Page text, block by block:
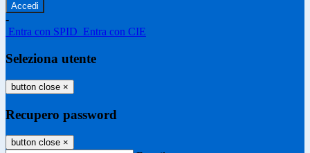
-
Entra con SPID Entra con CIE
Seleziona utente
button close ×
Recupero password
button close ×